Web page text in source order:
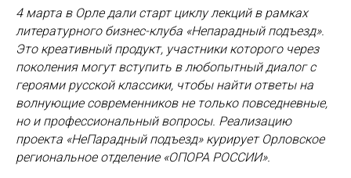
4 марта в Орле дали старт циклу лекций в рамках
литературного бизнес-клуба «Непарадный подъезд».
Это креативный продукт, участники которого через
поколения могут вступить в любопытный диалог с
героями русской классики, чтобы найти ответы на
волнующие современников не только повседневные,
но и профессиональный вопросы. Реализацию
проекта «НеПарадный подъезд» курирует Орловское
региональное отделение «ОПОРА РОССИИ».